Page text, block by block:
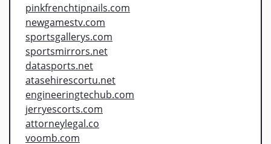
pinkfrenchtipnails.com
newgamestv.com
sportsgallerys.com
sportsmirrors.net
datasports.net
atasehirescortu.net
engineeringtechub.com
jerryescorts.com
attorneylegal.co
voomb.com